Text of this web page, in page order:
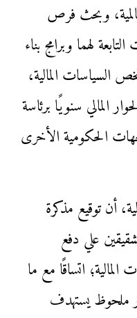
وبحث فرص
لهما وبرامج بناء
المالية،
المالي سنويًا برئاسة
الحكومية الأخرى
أن توقيع مذكرة
علي دفع
المالية؛ اتساقًا مع ما
ملحوظ يستهدف